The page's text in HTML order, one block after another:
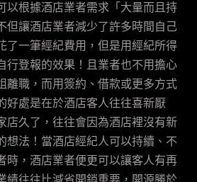
以根據酒店業者需求「大量而且持
但讓酒店業者減少了許多時間自己
了一筆經紀費用，但是用經紀所得
行登報的效果！且業者也不用擔心
離職，而用簽約、借款或更多方式
好處是在於酒店客人往往喜新厭
店久了，往往會因為酒店裡沒有新
想法！當酒店經紀人可以持續、不
時，酒店業者便更可以讓客人有再